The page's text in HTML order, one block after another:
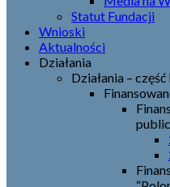
Statut Fundacji
Wnioski
Aktualności
Działania
Działania – część